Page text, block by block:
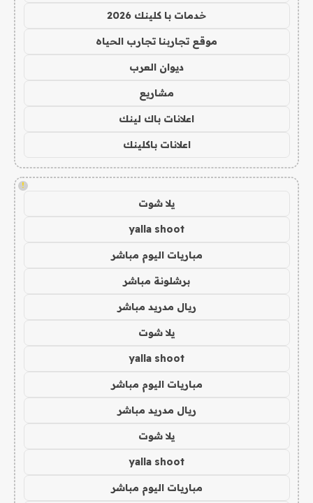
خدمات با كلينك 2026
موقع تجاربنا تجارب الحياه
ديوان العرب
مشاريع
اعلانات باك لينك
اعلانات باكلينك
!
يلا شوت
yalla shoot
مباريات اليوم مباشر
برشلونة مباشر
ريال مدريد مباشر
يلا شوت
yalla shoot
مباريات اليوم مباشر
ريال مدريد مباشر
يلا شوت
yalla shoot
مباريات اليوم مباشر